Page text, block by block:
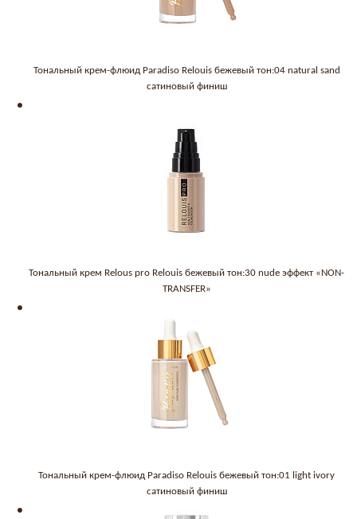
Тональный крем-флюид Paradiso Relouis бежевый тон:04 natural sand
сатиновый финиш
Тональный крем Relous pro Relouis бежевый тон:30 nude эффект «NON-
TRANSFER»
Тональный крем-флюид Paradiso Relouis бежевый тон:01 light ivory
сатиновый финиш